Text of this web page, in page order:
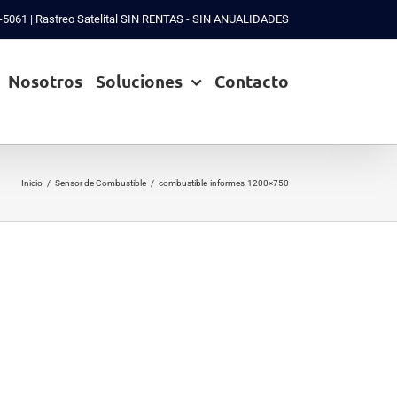
| Rastreo Satelital SIN RENTAS - SIN ANUALIDADES
Nosotros Soluciones Contacto
Inicio / Sensor de Combustible / combustible-informes-1200×750